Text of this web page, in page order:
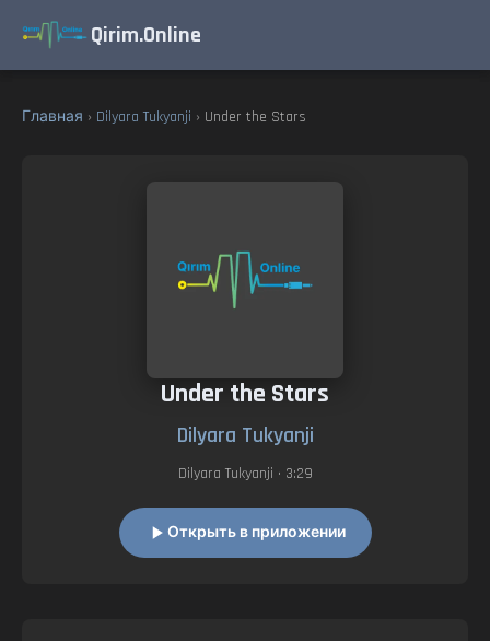
Qirim.Online
Главная › Dilyara Tukyanji › Under the Stars
Under the Stars
Dilyara Tukyanji
Dilyara Tukyanji • 3:29
Открыть в приложении